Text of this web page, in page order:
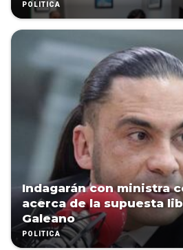
POLÍTICA
Indagarán con ministra
acerca de la supuesta
Galeano
POLÍTICA